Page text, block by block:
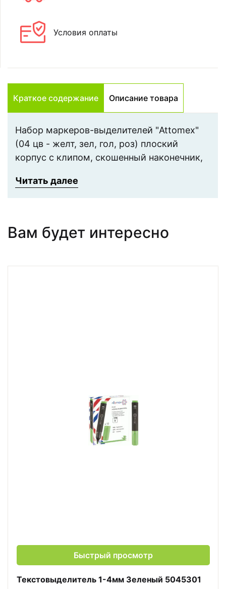
Условия оплаты
Краткое содержание Описание товара
Набор маркеров-выделителей "Attomex"
(04 цв - желт, зел, гол, роз) плоский
корпус с клипом, скошенный наконечник,
блистере
Читать далее
Вам будет интересно
Быстрый просмотр
Текстовыделитель 1-4мм Зеленый 5045301